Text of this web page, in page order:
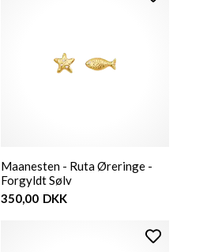
Maanesten - Ruta Øreringe -
Forgyldt Sølv
350,00 DKK